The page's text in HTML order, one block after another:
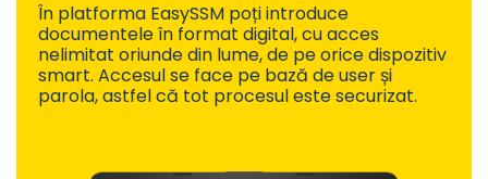
În platforma EasySSM poți introduce
documentele în format digital, cu acces
nelimitat oriunde din lume, de pe orice dispozitiv
smart. Accesul se face pe bază de user și
parola, astfel că tot procesul este securizat.